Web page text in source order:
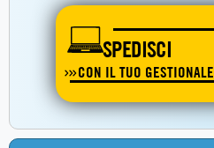
SPEDISCI
CON IL TUO GESTIONALE